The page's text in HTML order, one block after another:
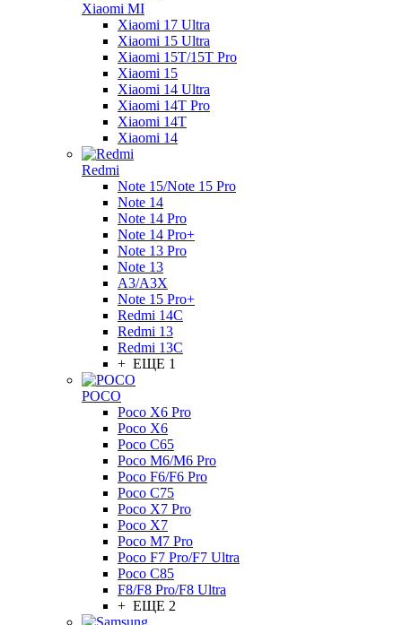
Xiaomi MI
Xiaomi 17 Ultra
Xiaomi 15 Ultra
Xiaomi 15T/15T Pro
Xiaomi 15
Xiaomi 14 Ultra
Xiaomi 14T Pro
Xiaomi 14T
Xiaomi 14
Redmi
Note 15/Note 15 Pro
Note 14
Note 14 Pro
Note 14 Pro+
Note 13 Pro
Note 13
A3/A3X
Note 15 Pro+
Redmi 14C
Redmi 13
Redmi 13C
+ ЕЩЕ 1
POCO
Poco X6 Pro
Poco X6
Poco C65
Poco M6/M6 Pro
Poco F6/F6 Pro
Poco C75
Poco X7 Pro
Poco X7
Poco M7 Pro
Poco F7 Pro/F7 Ultra
Poco C85
F8/F8 Pro/F8 Ultra
+ ЕЩЕ 2